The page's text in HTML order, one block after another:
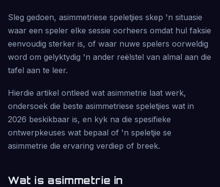
Sleg gedoen, asimmetriese speletjies skep 'n situasie
waar een speler elke sessie oorheers omdat hul faksie
eenvoudig sterker is, of waar nuwe spelers oorweldig
word om gelyktydig 'n ander reëlstel van almal aan die
tafel aan te leer.
Hierdie artikel ontleed wat asimmetrie laat werk,
ondersoek die beste asimmetriese speletjies wat in
2026 beskikbaar is, en kyk na die spesifieke
ontwerpkeuses wat bepaal of 'n speletjie se
asimmetrie die ervaring verdiep of breek.
Wat is asimmetrie in